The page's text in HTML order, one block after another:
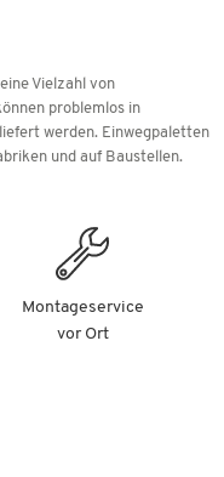
Vielzahl von
problemlos in
werden. Einwegpaletten
und auf Baustellen.
Montageservice
vor Ort